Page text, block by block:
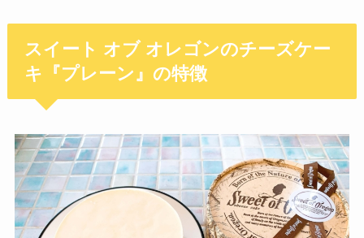
スイート オブ オレゴンのチーズケー
キ『プレーン』の特徴